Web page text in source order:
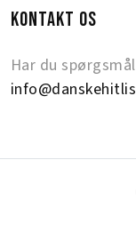
KONTAKT OS
Har du